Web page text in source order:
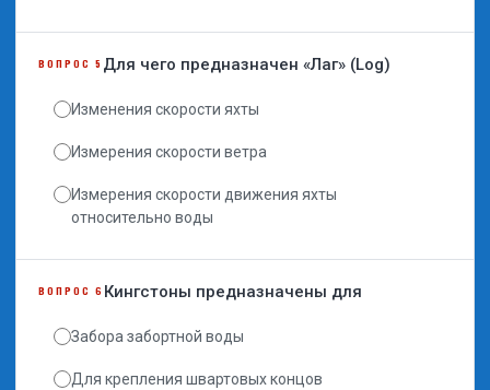
ВОПРОС 5 Для чего предназначен «Лаг» (Log)
Изменения скорости яхты
Измерения скорости ветра
Измерения скорости движения яхты
относительно воды
ВОПРОС 6 Кингстоны предназначены для
Забора забортной воды
Для крепления швартовых концов